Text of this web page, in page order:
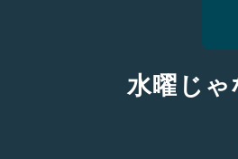
水曜じ